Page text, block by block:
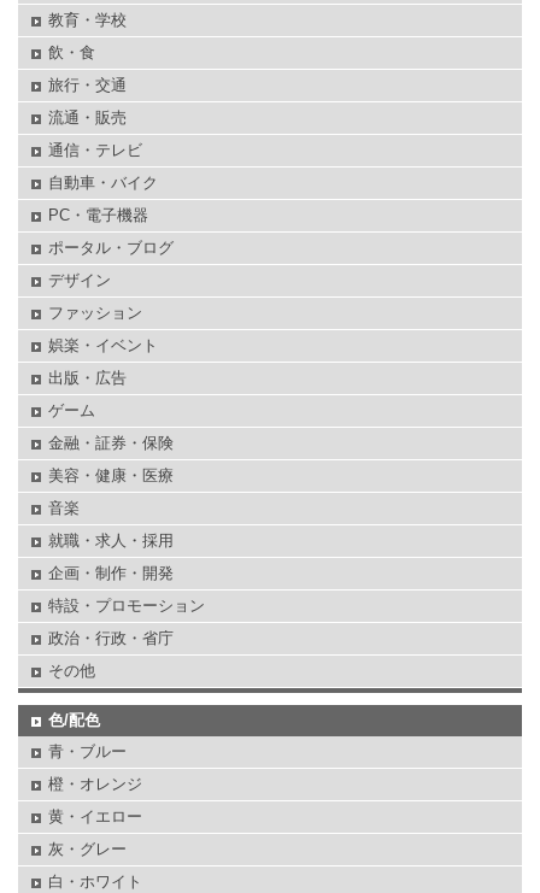
教育・学校
飲・食
旅行・交通
流通・販売
通信・テレビ
自動車・バイク
PC・電子機器
ポータル・ブログ
デザイン
ファッション
娯楽・イベント
出版・広告
ゲーム
金融・証券・保険
美容・健康・医療
音楽
就職・求人・採用
企画・制作・開発
特設・プロモーション
政治・行政・省庁
その他
色/配色
青・ブルー
橙・オレンジ
黄・イエロー
灰・グレー
白・ホワイト